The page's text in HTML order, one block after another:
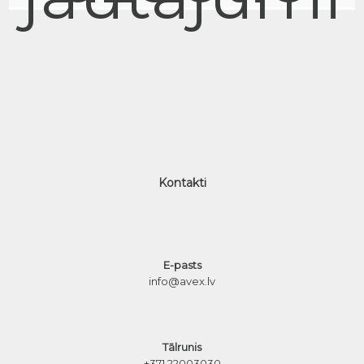
Kontakti
E-pasts
info@avex.lv
Tālrunis